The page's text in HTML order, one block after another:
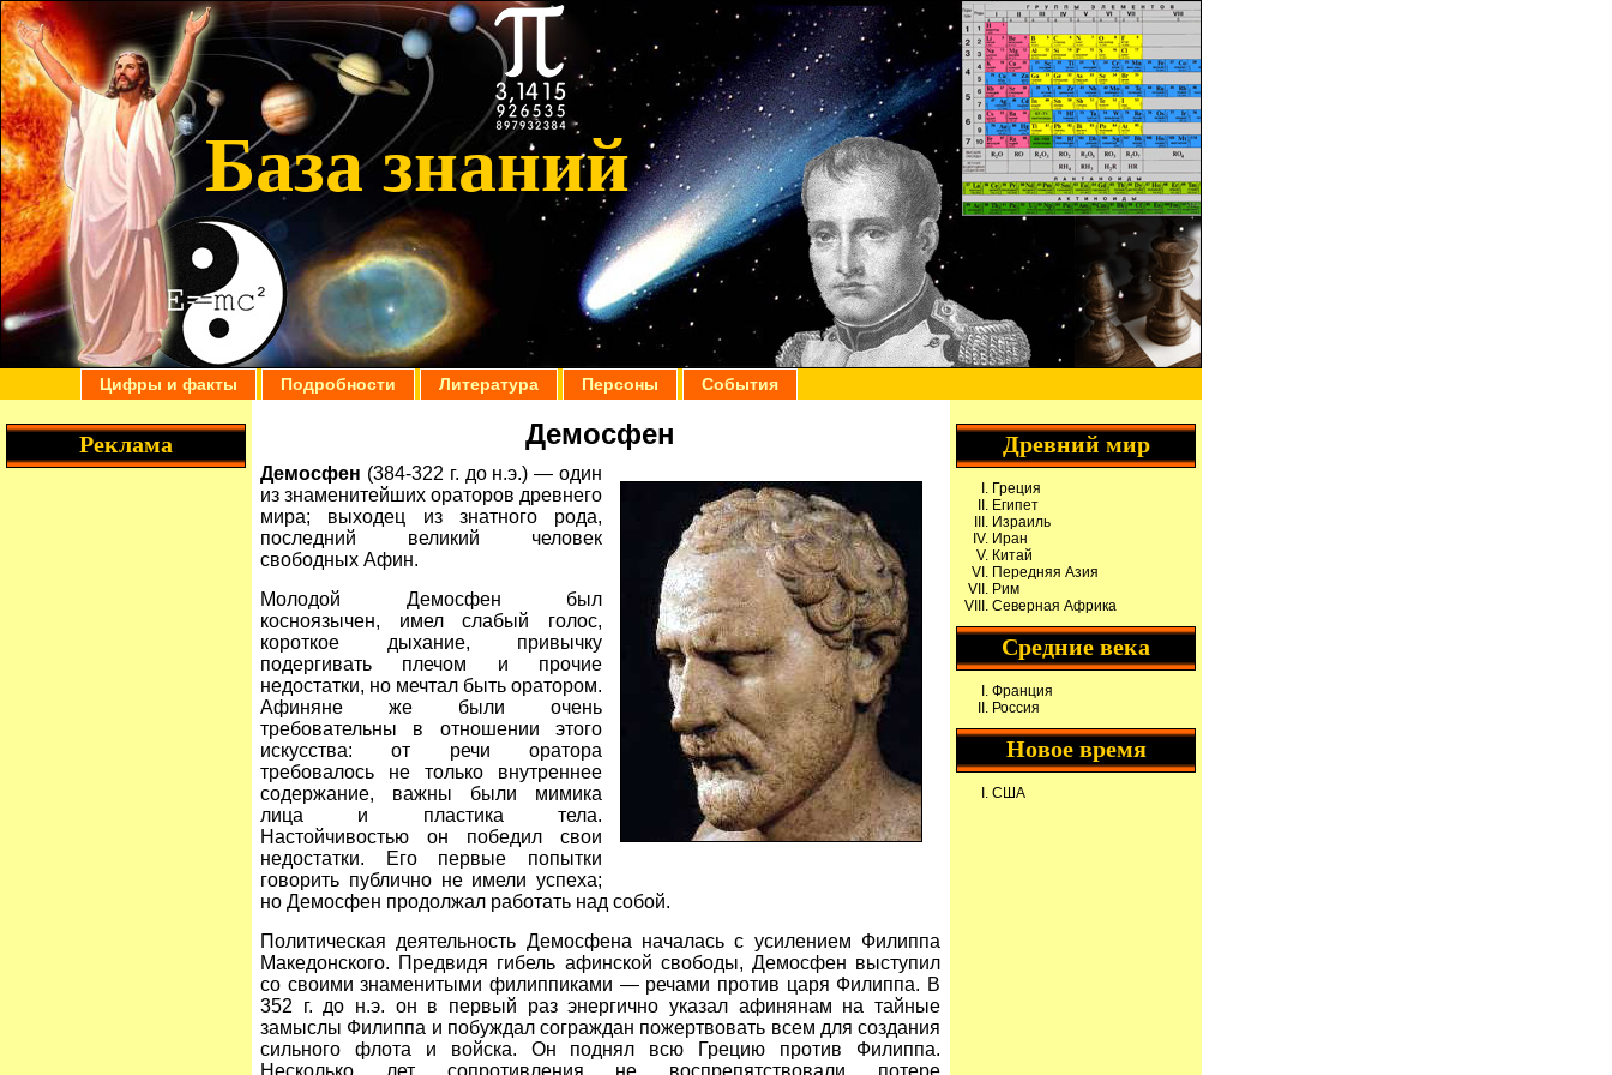
База знаний
Цифры и факты Подробности Литература Персоны События
Демосфен
Демосфен (384-322 г. до н.э.) — один
из знаменитейших ораторов древнего
мира; выходец из знатного рода,
последний великий человек
свободных Афин.
Молодой Демосфен был
косноязычен, имел слабый голос,
короткое дыхание, привычку
подергивать плечом и прочие
недостатки, но мечтал быть оратором.
Афиняне же были очень
требовательны в отношении этого
искусства: от речи оратора
требовалось не только внутреннее
содержание, важны были мимика
лица и пластика тела.
Настойчивостью он победил свои
недостатки. Его первые попытки
говорить публично не имели успеха;
но Демосфен продолжал работать над собой.
Политическая деятельность Демосфена началась с усилением Филиппа
Македонского. Предвидя гибель афинской свободы, Демосфен выступил
со своими знаменитыми филиппиками — речами против царя Филиппа. В
352 г. до н.э. он в первый раз энергично указал афинянам на тайные
замыслы Филиппа и побуждал сограждан пожертвовать всем для создания
сильного флота и войска. Он поднял всю Грецию против Филиппа.
Несколько лет сопротивления не воспрепятствовали потере
Древний мир
Греция
Египет
Израиль
Иран
Китай
Передняя Азия
Рим
Северная Африка
Средние века
Франция
Россия
Новое время
США
Реклама